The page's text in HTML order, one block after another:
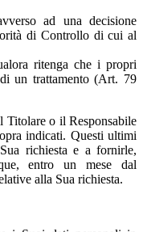
ad una decisione
di Controllo di cui al
ritenga che i propri
un trattamento (Art. 79
Titolare o il Responsabile
indicati. Questi ultimi
richiesta e a fornirle,
entro un mese dal
alla Sua richiesta.